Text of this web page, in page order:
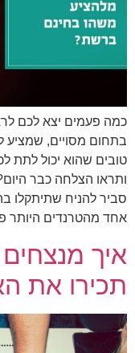
כמה פעמים יצא לכם
בתחום מסויים, שמציע
טובים שהוא יכול
ותראו הצלחה כבר
סביר להניח שתיתקלו
אחד מהטרנדים היותר
איך
תכירו את